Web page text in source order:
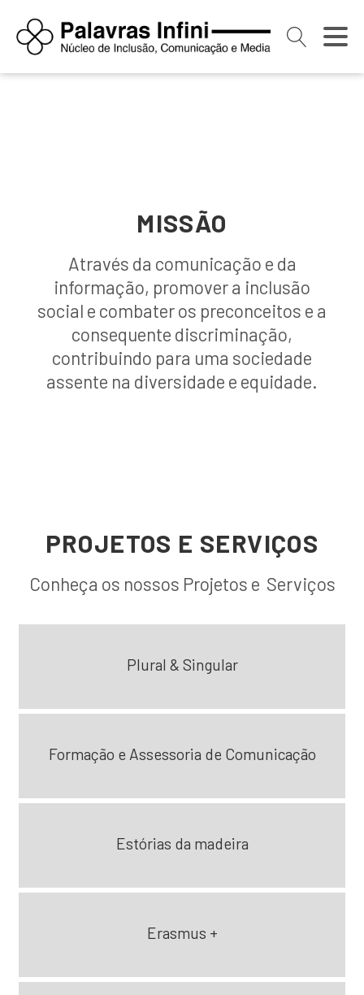
MISSÃO
Através da comunicação e da
informação, promover a inclusão
social e combater os preconceitos e a
consequente discriminação,
contribuindo para uma sociedade
assente na diversidade e equidade.
PROJETOS E SERVIÇOS
Conheça os nossos Projetos e Serviços
Plural & Singular
Formação e Assessoria de Comunicação
Estórias da madeira
Erasmus +